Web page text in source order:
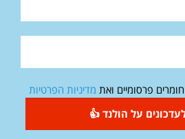
פרסומיים ואת מדיניות הפרטיות
על הולנד 👍